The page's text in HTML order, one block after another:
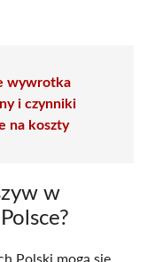
wywrotka
i czynniki
na koszty
w